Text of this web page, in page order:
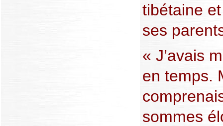
tibétaine
ses
« J’avais
en temps.
sommes